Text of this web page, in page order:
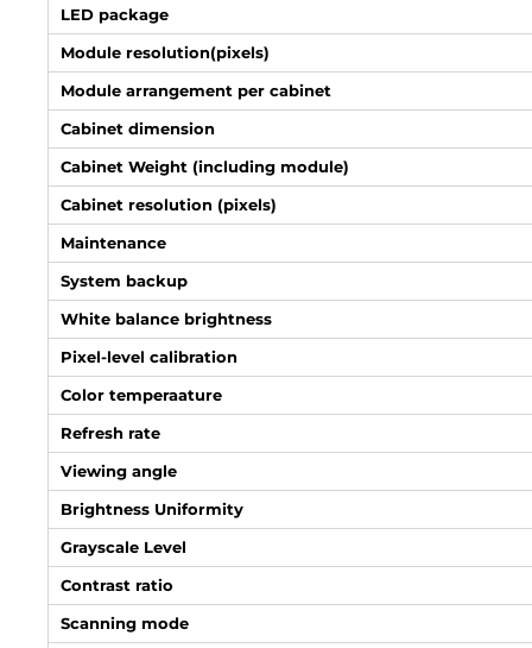
LED package
Module resolution(pixels)
Module arrangement per cabinet
Cabinet dimension
Cabinet Weight (including module)
Cabinet resolution (pixels)
Maintenance
System backup
White balance brightness
Pixel-level calibration
Color temperaature
Refresh rate
Viewing angle
Brightness Uniformity
Grayscale Level
Contrast ratio
Scanning mode